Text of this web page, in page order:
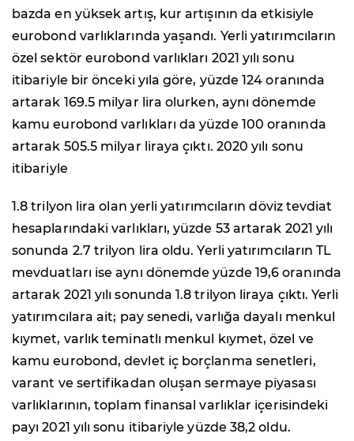
bazda en yüksek artış, kur artışının da etkisiyle
eurobond varlıklarında yaşandı. Yerli yatırımcıların
özel sektör eurobond varlıkları 2021 yılı sonu
itibariyle bir önceki yıla göre, yüzde 124 oranında
artarak 169.5 milyar lira olurken, aynı dönemde
kamu eurobond varlıkları da yüzde 100 oranında
artarak 505.5 milyar liraya çıktı. 2020 yılı sonu
itibariyle
1.8 trilyon lira olan yerli yatırımcıların döviz tevdiat
hesaplarındaki varlıkları, yüzde 53 artarak 2021 yılı
sonunda 2.7 trilyon lira oldu. Yerli yatırımcıların TL
mevduatları ise aynı dönemde yüzde 19,6 oranında
artarak 2021 yılı sonunda 1.8 trilyon liraya çıktı. Yerli
yatırımcılara ait; pay senedi, varlığa dayalı menkul
kıymet, varlık teminatlı menkul kıymet, özel ve
kamu eurobond, devlet iç borçlanma senetleri,
varant ve sertifikadan oluşan sermaye piyasası
varlıklarının, toplam finansal varlıklar içerisindeki
payı 2021 yılı sonu itibariyle yüzde 38,2 oldu.